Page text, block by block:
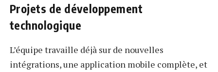
Projets de développement
technologique
L’équipe travaille déjà sur de nouvelles
intégrations, une application mobile complète, et